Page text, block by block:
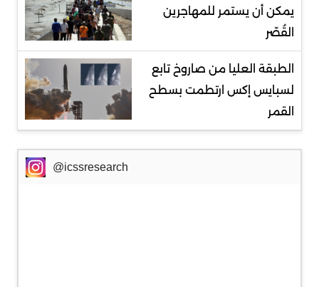
يمكن أن يستمر للمهاجرين
القُصّر
الطبقة العليا من صاروخ تابع
لسبايس إكس ارتطمت بسطح
القمر
@icssresearch